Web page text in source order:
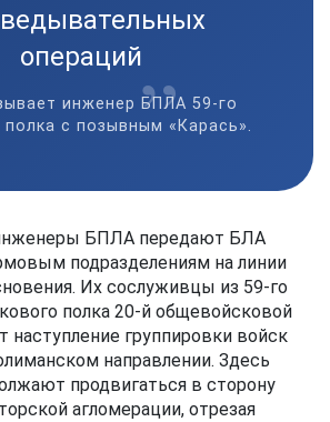
операций”
инженер БПЛА 59-го
полка с позывным «Карась».
БПЛА передают БЛА
подразделениям на линии
Их сослуживцы из 59-го
полка 20-й общевойсковой
наступление группировки войск
направлении. Здесь
продвигаться в сторону
агломерации, отрезая